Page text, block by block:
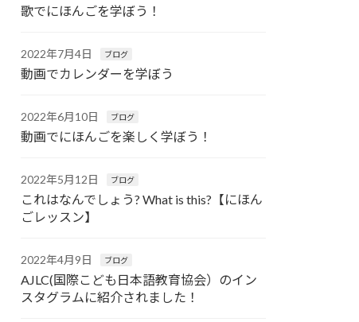
歌でにほんごを学ぼう！
2022年7月4日 ブログ
動画でカレンダーを学ぼう
2022年6月10日 ブログ
動画でにほんごを楽しく学ぼう！
2022年5月12日 ブログ
これはなんでしょう? What is this?【にほん
ごレッスン】
2022年4月9日 ブログ
AJLC(国際こども日本語教育協会）のイン
スタグラムに紹介されました！